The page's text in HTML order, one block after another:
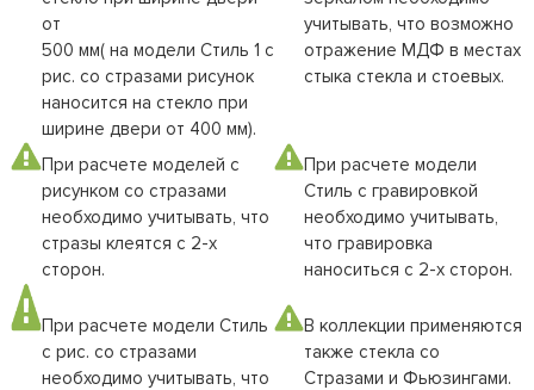
от
500 мм( на модели Стиль 1 с
рис. со стразами рисунок
наносится на стекло при
ширине двери от 400 мм).
учитывать, что возможно
отражение МДФ в местах
стыка стекла и стоевых.
При расчете моделей с
рисунком со стразами
необходимо учитывать, что
стразы клеятся с 2-х
сторон.
При расчете модели
Стиль с гравировкой
необходимо учитывать,
что гравировка
наноситься с 2-х сторон.
При расчете модели Стиль
с рис. со стразами
необходимо учитывать, что
В коллекции применяются
также стекла со
Стразами и Фьюзингами.